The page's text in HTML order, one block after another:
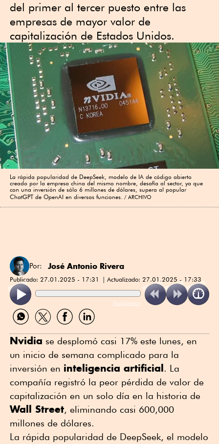
del primer al tercer puesto entre las
empresas de mayor valor de
capitalización de Estados Unidos.
La rápida popularidad de DeepSeek, modelo de IA de código abierto
creado por la empresa china del mismo nombre, desafía al sector, ya que
con una inversión de sólo 6 millones de dólares, supera al popular
ChatGPT de OpenAI en diversas funciones.
ARCHIVO
Por: José Antonio Rivera
Publicado: 27.01.2025 - 17:31 Actualizado: 27.01.2025 - 17:33
ReadSpeaker
Compartir
por
Compartir
por
Compartir
por
Compartir
por
Nvidia se desplomó casi 17% este lunes, en
un inicio de semana complicado para la
inversión en inteligencia artificial. La
compañía registró la peor pérdida de valor de
capitalización en un solo día en la historia de
Wall Street, eliminando casi 600,000
millones de dólares.
La rápida popularidad de DeepSeek, el modelo